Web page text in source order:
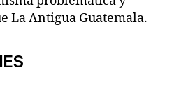
La Antigua Guatemala.